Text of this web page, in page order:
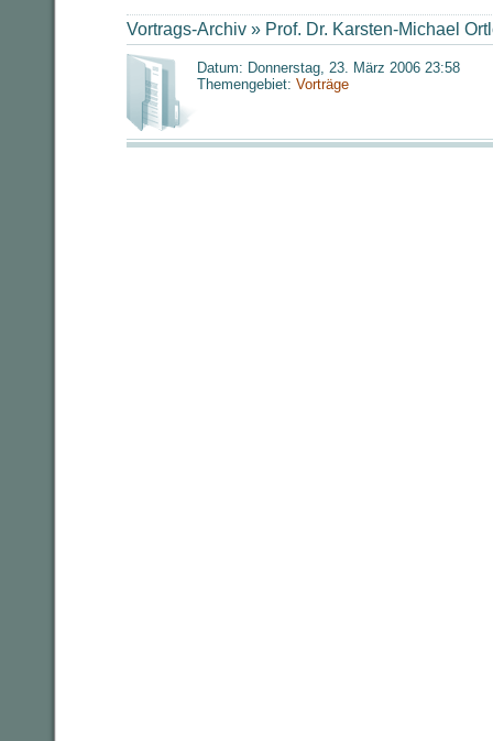
Vortrags-Archiv » Prof. Dr. Karsten-Michael
Datum: Donnerstag, 23. März 2006 23:58
Themengebiet: Vorträge